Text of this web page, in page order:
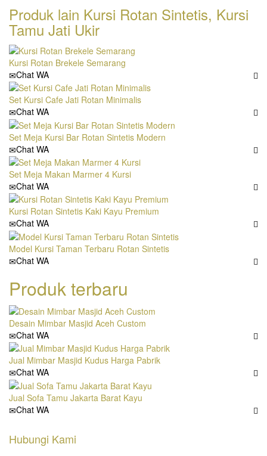
Produk lain Kursi Rotan Sintetis, Kursi
Tamu Jati Ukir
Kursi Rotan Brekele Semarang
Chat WA
Set Kursi Cafe Jati Rotan Minimalis
Chat WA
Set Meja Kursi Bar Rotan Sintetis Modern
Chat WA
Set Meja Makan Marmer 4 Kursi
Chat WA
Kursi Rotan Sintetis Kaki Kayu Premium
Chat WA
Model Kursi Taman Terbaru Rotan Sintetis
Chat WA
Produk terbaru
Desain Mimbar Masjid Aceh Custom
Chat WA
Jual Mimbar Masjid Kudus Harga Pabrik
Chat WA
Jual Sofa Tamu Jakarta Barat Kayu
Chat WA
Hubungi Kami